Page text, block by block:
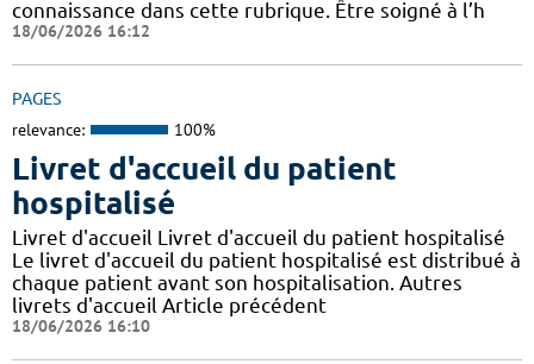
connaissance dans cette rubrique. Être soigné à l’h
18/06/2026 16:12
PAGES
relevance: 100%
Livret d'accueil du patient
hospitalisé
Livret d'accueil Livret d'accueil du patient hospitalisé
Le livret d'accueil du patient hospitalisé est distribué à
chaque patient avant son hospitalisation. Autres
livrets d'accueil Article précédent
18/06/2026 16:10